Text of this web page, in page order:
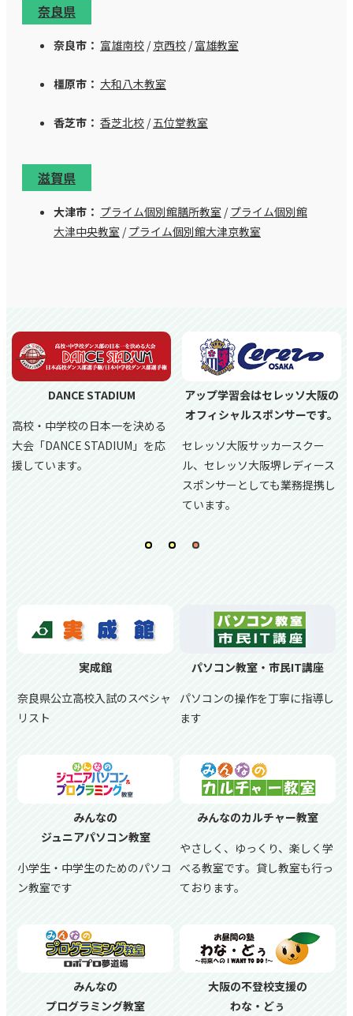
奈良県
奈良市： 富雄南校 /京西校 /富雄教室
橿原市： 大和八木教室
香芝市： 香芝北校 /五位堂教室
滋賀県
大津市： プライム個別館膳所教室 /プライム個別館
大津中央教室 /プライム個別館大津京教室
DANCE STADIUM
高校・中学校の日本一を決める
大会「DANCE STADIUM」を応
援しています。
アップ学習会はセレッソ大阪の
オフィシャルスポンサーです。
セレッソ大阪サッカースクー
ル、 セレッソ大阪堺レディース
スポンサーとしても業務提携し
ています。
実成館
奈良県公立高校入試のスペシャ
リスト
パソコン教室・市民IT講座
パソコンの操作を丁寧に指導し
ます
みんなの
ジュニアパソコン教室
小学生・中学生のためのパソコ
ン教室です
みんなのカルチャー教室
やさしく、ゆっくり、楽しく学
べる教室です。貸し教室も行っ
ております。
みんなの
プログラミング教室
大阪の不登校支援の
わな・どぅ